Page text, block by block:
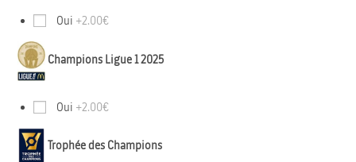
Oui +2.00€
Champions Ligue 1 2025
Oui +2.00€
Trophée des Champions